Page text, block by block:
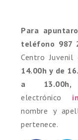
Para
teléfono 987
Centro Juvenil
14.00h y de
a
electrónico
nombre y
pertenece.